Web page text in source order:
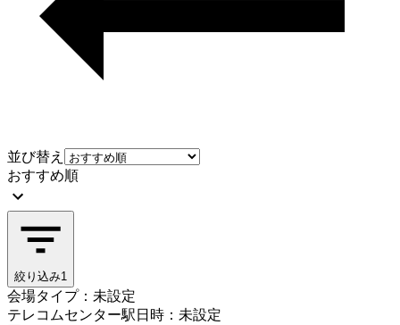
並び替え
おすすめ順
絞り込み1
会場タイプ：未設定
テレコムセンター駅日時：未設定